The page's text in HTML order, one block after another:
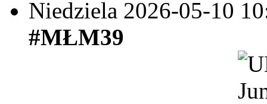
Niedziela 2026-05-10
#MŁM39